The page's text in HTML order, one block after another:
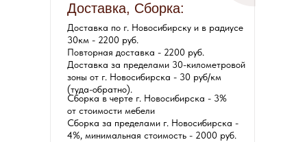
Доставка по г. Новосибирску и в радиусе
30км - 2200 руб.
Повторная доставка - 2200 руб.
Доставка за пределами 30-километровой
зоны от г. Новосибирска - 30 руб/км
(туда-обратно).
Сборка в черте г. Новосибирска - 3%
от стоимости мебели
Сборка за пределами г. Новосибирска -
4%, минимальная стоимость - 2000 руб.
Доставка, Сборка: